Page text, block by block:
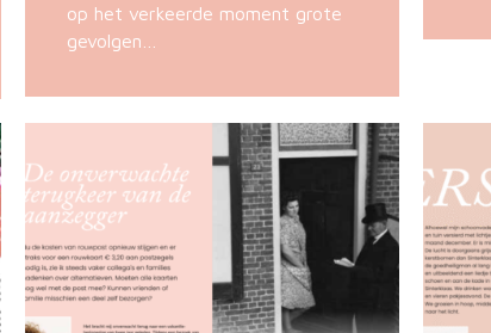
op het verkeerde moment grote
gevolgen…